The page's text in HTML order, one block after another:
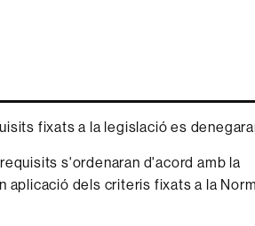
fixats a la legislació es
s'ordenaran d'acord amb la
aplicació dels criteris fixats a la